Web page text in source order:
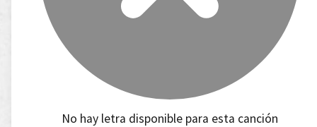
No hay letra disponible para esta canción